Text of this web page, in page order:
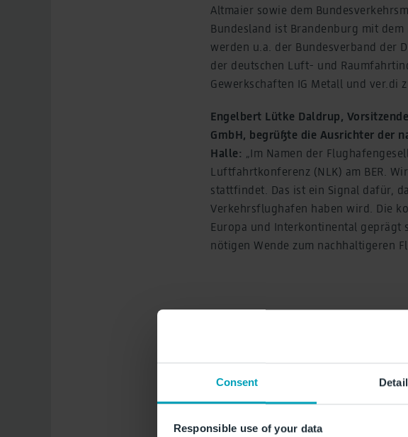
Consent
Responsible use of your data
Altmaier sowie dem
Bundesland ist Brandenburg mit
werden u.a. der Bundesverband der
der deutschen Luft- und
Gewerkschaften IG Metall und ver.di
Engelbert Lütke Daldrup,
GmbH, begrüßte die Ausrichter der
Halle: „Im Namen der
Luftfahrtkonferenz (NLK) am BER.
stattfindet. Das ist ein Signal dafür,
Verkehrsflughafen haben wird. Die
Europa und Interkontinental
nötigen Wende zum nachhaltigeren